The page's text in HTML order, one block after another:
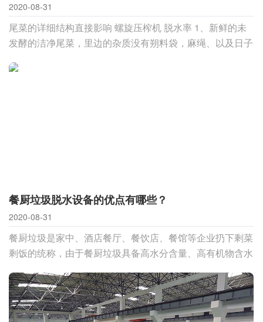
2020-08-31
尾菜的详细结构直接影响 螺旋压榨机 脱水率 1、新鲜的未
发酵的洁净尾菜，里边的杂质没有朔料袋，麻绳、以及日子
合尾菜，里边杂质过多
餐厨垃圾脱水设备的优点有哪些？
2020-08-31
餐厨垃圾是家中、酒店餐厅、餐饮店、餐馆等企业扔下剩菜
剩饭的统称，由于餐厨垃圾具备高水分含量、高有机物含水
解决以后在开展消